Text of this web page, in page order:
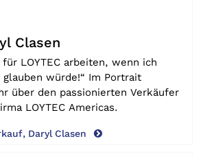
Clasen
LOYTEC arbeiten, wenn ich
glauben würde!“ Im Portrait
über den passionierten Verkäufer
LOYTEC Americas.
Daryl Clasen